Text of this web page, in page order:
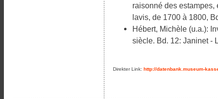
raisonné des estampes,
lavis, de 1700 à 1800,
Hébert, Michèle (u.a.):
siècle. Bd. 12: Janinet -
Direkter Link: http://datenbank.museum-